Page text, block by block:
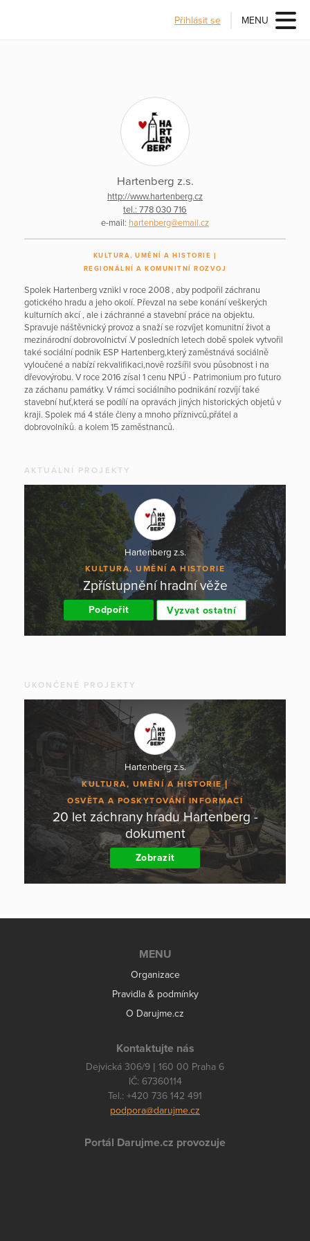
Přihlásit se MENU
Hartenberg z.s.
http://www.hartenberg.cz
tel.: 778 030 716
e-mail: hartenberg@email.cz
KULTURA, UMĚNÍ A HISTORIE
REGIONÁLNÍ A KOMUNITNÍ ROZVOJ
Spolek Hartenberg vznikl v roce 2008 , aby podpořil záchranu
gotického hradu a jeho okolí. Převzal na sebe konání veškerých
kulturních akcí , ale i záchranné a stavební práce na objektu.
Spravuje náštěvnický provoz a snaží se rozvíjet komunitní život a
mezinárodní dobrovolnictví .V posledních letech době spolek vytvořil
také sociální podnik ESP Hartenberg,který zaměstnává sociálně
vyloučené a nabízí rekvalifikaci,nově rozšířil svou působnost i na
dřevovýrobu. V roce 2016 zísal 1 cenu NPÚ - Patrimonium pro futuro
za záchanu památky. V rámci sociálního podnikání rozvíjí také
stavební huť,která se podílí na opravách jiných historických objetů v
kraji. Spolek má 4 stále členy a mnoho příznivců,přátel a
dobrovolníků. a kolem 15 zaměstnanců.
AKTUÁLNÍ PROJEKTY
Hartenberg z.s.
KULTURA, UMĚNÍ A HISTORIE
Zpřístupnění hradní věže
Podpořit Vyzvat ostatní
UKONČENÉ PROJEKTY
Hartenberg z.s.
KULTURA, UMĚNÍ A HISTORIE
OSVĚTA A POSKYTOVÁNÍ INFORMACÍ
20 let záchrany hradu Hartenberg -
dokument
Zobrazit
MENU
Organizace
Pravidla & podmínky
O Darujme.cz
Kontaktujte nás
Dejvická 306/9 | 160 00 Praha 6
IČ: 67360114
Tel.: +420 736 142 491
podpora@darujme.cz
Portál Darujme.cz provozuje